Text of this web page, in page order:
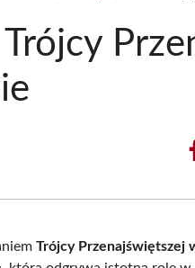
Trójcy
Trójcy Przenajświętszej